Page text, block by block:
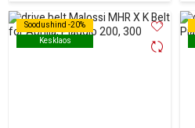
Soodushind -20%
Kesklaos
Soodushind -20%
Kesklaos